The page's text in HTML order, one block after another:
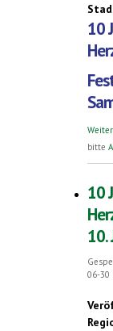
10
bitte
10
10.
06-30